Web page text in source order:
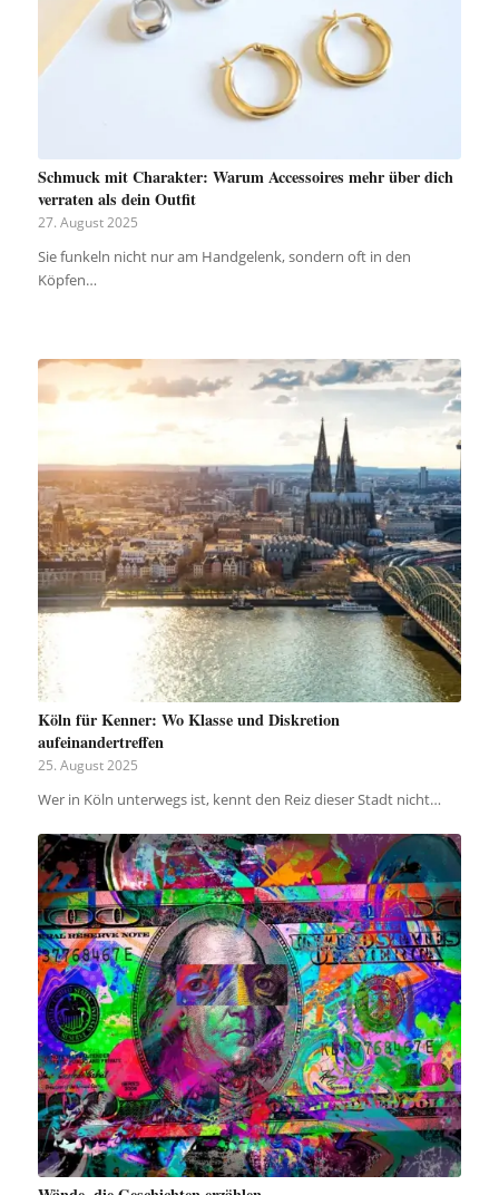
Schmuck mit Charakter: Warum Accessoires mehr über dich
verraten als dein Outfit
27. August 2025
Sie funkeln nicht nur am Handgelenk, sondern oft in den
Köpfen…
Köln für Kenner: Wo Klasse und Diskretion
aufeinandertreffen
25. August 2025
Wer in Köln unterwegs ist, kennt den Reiz dieser Stadt nicht…